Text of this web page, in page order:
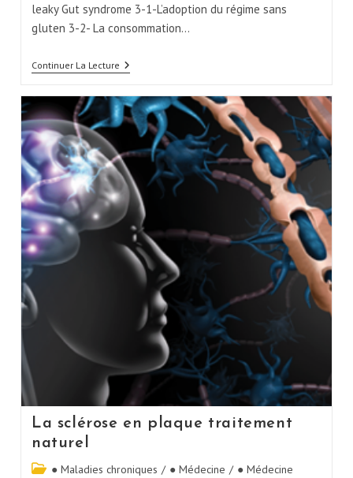
leaky Gut syndrome 3-1-L’adoption du régime sans
gluten 3-2- La consommation…
Continuer La Lecture
La sclérose en plaque traitement
naturel
● Maladies chroniques / ● Médecine / ● Médecine